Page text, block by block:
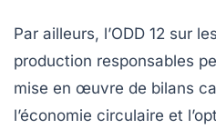
Par ailleurs, l’ODD 12 sur les
production responsables
mise en œuvre de bilans
l’économie circulaire et